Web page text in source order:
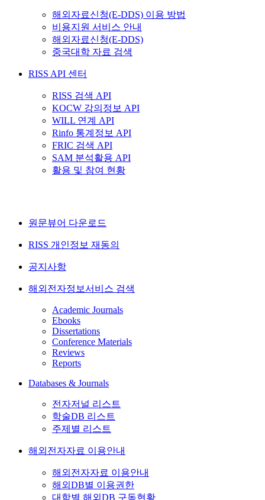
해외자료신청(E-DDS) 이용 방법
비용지원 서비스 안내
해외자료신청(E-DDS)
중국대학 자료 검색
RISS API 센터
RISS 검색 API
KOCW 강의정보 API
WILL 연계 API
Rinfo 통계정보 API
FRIC 검색 API
SAM 분석활용 API
활용 및 참여 현황
원문뷰어 다운로드
RISS 개인정보 재동의
공지사항
해외전자정보서비스 검색
Academic Journals
Ebooks
Dissertations
Conference Materials
Reviews
Reports
Databases & Journals
전자저널 리스트
학술DB 리스트
주제별 리스트
해외전자자료 이용안내
해외전자자료 이용안내
해외DB별 이용권한
대학별 해외DB 구독현황